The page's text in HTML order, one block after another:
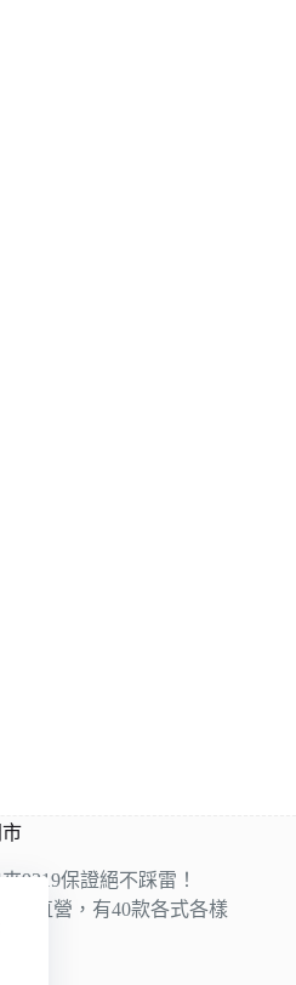
9319保證絕不踩雷！
廠直營，有40款各式各樣